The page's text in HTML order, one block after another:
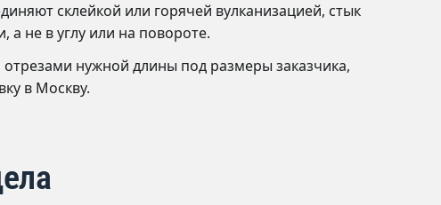
склейкой или горячей вулканизацией, стык
а не в углу или на повороте.
нужной длины под размеры заказчика,
в Москву.